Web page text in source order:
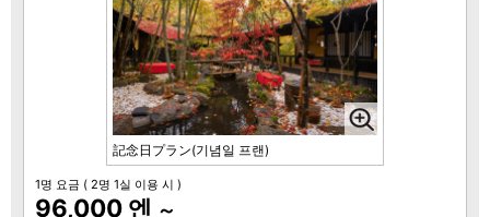
記念日プラン(기념일 프랜)
1명 요금 ( 2명 1실 이용 시 )
96,000 엔 ～